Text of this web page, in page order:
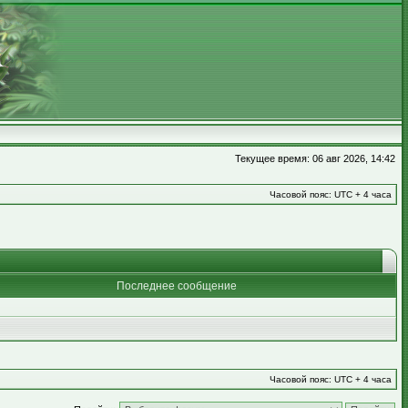
Текущее время: 06 авг 2026, 14:42
Часовой пояс: UTC + 4 часа
Последнее сообщение
Часовой пояс: UTC + 4 часа